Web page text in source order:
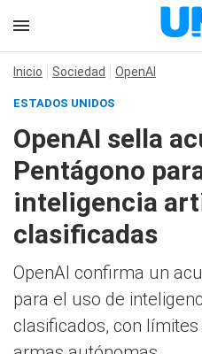
Inicio Sociedad OpenAI
ESTADOS UNIDOS
OpenAI sella
Pentágono
inteligencia
clasificadas
OpenAI confirma un
para el uso de
clasificados, con